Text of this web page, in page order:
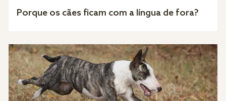
Porque os cães ficam com a língua de fora?